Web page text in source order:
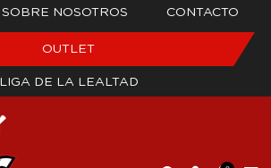
SOBRE NOSOTROS CONTACTO
OUTLET
LIGA DE LA LEALTAD